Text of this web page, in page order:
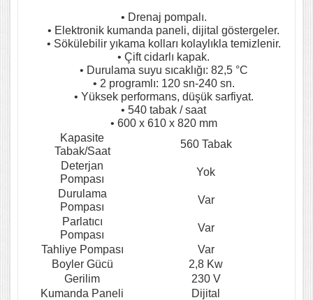
• Drenaj pompalı.
• Elektronik kumanda paneli, dijital göstergeler.
• Sökülebilir yıkama kolları kolaylıkla temizlenir.
• Çift cidarlı kapak.
• Durulama suyu sıcaklığı: 82,5 °C
• 2 programlı: 120 sn-240 sn.
• Yüksek performans, düşük sarfiyat.
• 540 tabak / saat
• 600 x 610 x 820 mm
Kapasite
Tabak/Saat
560 Tabak
Deterjan
Pompası
Yok
Durulama
Pompası
Var
Parlatıcı
Pompası
Var
Tahliye Pompası
Var
Boyler Gücü
2,8 Kw
Gerilim
230 V
Kumanda Paneli
Dijital